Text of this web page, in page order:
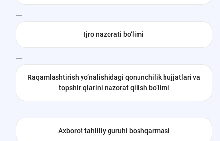
Ijro nazorati bo‘limi
Raqamlashtirish yo‘nalishidagi qonunchilik hujjatlari va
topshiriqlarini nazorat qilish bo‘limi
Axborot tahliliy guruhi boshqarmasi